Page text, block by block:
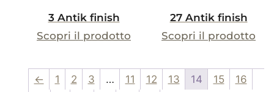
3 Antik finish
Scopri il prodotto
27 Antik finish
Scopri il prodotto
← 1 2 3 … 11 12 13 14 15
16